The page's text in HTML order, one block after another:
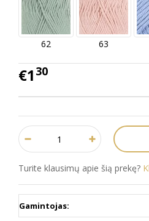
62 63
€1 30
Turite klausimų apie šią prekę?
Gamintojas: